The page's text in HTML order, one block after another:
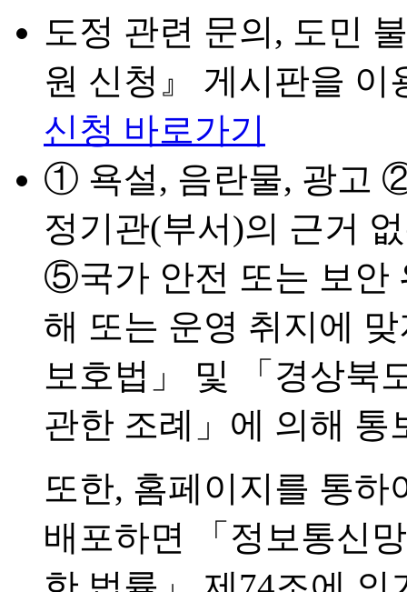
도정 관련 문의, 도민
원 신청』 게시판을
신청 바로가기
① 욕설, 음란물, 광고
정기관(부서)의 근거
⑤국가 안전 또는 보
해 또는 운영 취지에
보호법」 및 「경상북
관한 조례」에 의해 통
또한, 홈페이지를 통
배포하면 「정보통신